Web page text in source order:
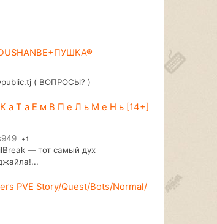
( ВОПРОСЫ? )
К а Т а Е м В П е Л ь М е Н ь [14+]
+1
— тот самый дух
PVE Story/Quest/Bots/Normal/